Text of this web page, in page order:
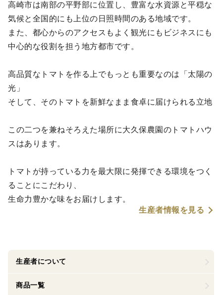
高崎市は南部の平野部に位置し、豊富な水資源と平穏な
気候と全国的にも上位の日照時間のある地域です。
また、都心からのアクセスもよく観光にもビジネスにも
中心的な役割を担う地方都市です。
高品質なトマトを作る上でもっとも重要なのは「太陽の
光」
そして、そのトマトを新鮮なまま食卓に届けられる立地
この二つを兼ねそろえた場所に大久保農園のトマトハウ
スはあります。
トマトが持っている力を最大限に発揮できる環境をつく
ることにこだわり、
生命力豊かな味をお届けします。
生産者情報を見る
生産者について
商品一覧